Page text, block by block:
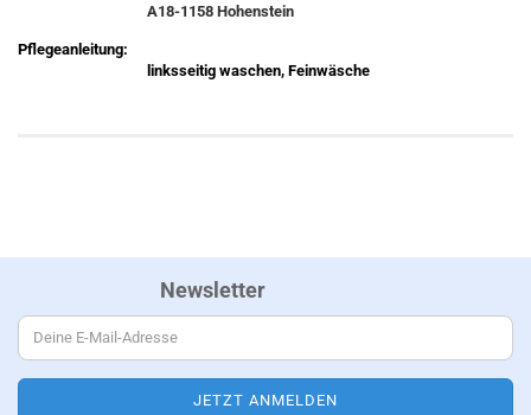
A18-1158 Hohenstein
Pflegeanleitung:
linksseitig waschen, Feinwäsche
Newsletter